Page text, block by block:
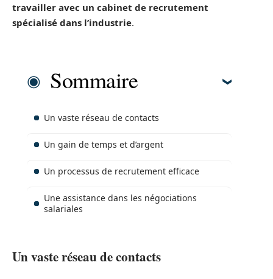
travailler avec un cabinet de recrutement
spécialisé dans l’industrie.
Sommaire
Un vaste réseau de contacts
Un gain de temps et d’argent
Un processus de recrutement efficace
Une assistance dans les négociations
salariales
Un vaste réseau de contacts